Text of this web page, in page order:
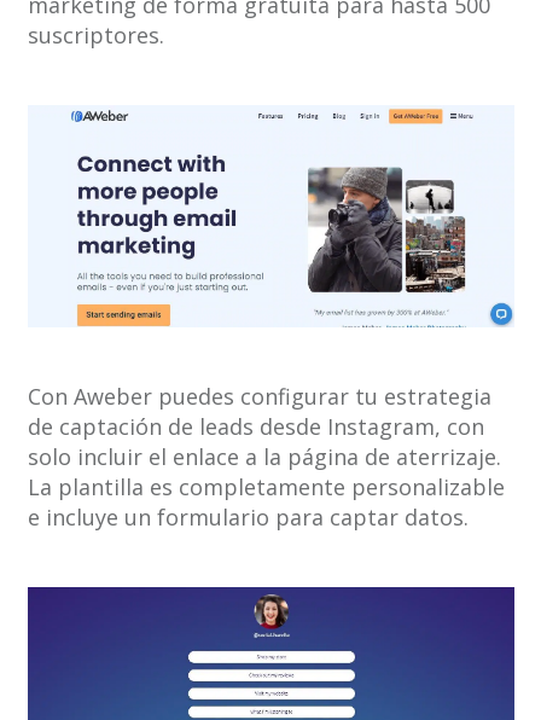
suscriptores.
Con Aweber puedes configurar tu estrategia
de captación de leads desde Instagram, con
solo incluir el enlace a la página de aterrizaje.
La plantilla es completamente personalizable
e incluye un formulario para captar datos.